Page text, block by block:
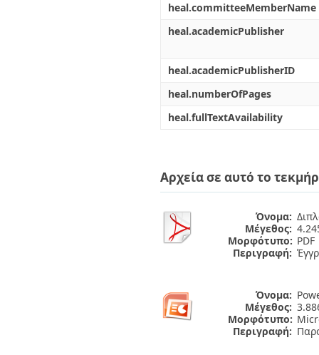
heal.committeeMemberName
heal.academicPublisher
heal.academicPublisherID
heal.numberOfPages
heal.fullTextAvailability
Αρχεία σε αυτό το
Όνομα:
Μέγεθος:
Μορφότυπο: PDF
Περιγραφή:
Όνομα:
Μέγεθος:
Μορφότυπο:
Περιγραφή: